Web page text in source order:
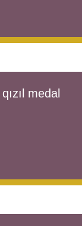
medal